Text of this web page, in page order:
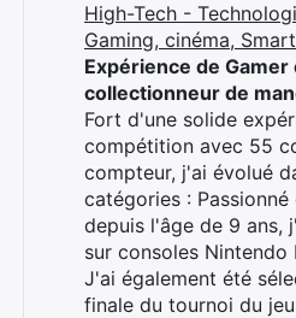
High-Tech -
Gaming, cinéma,
Expérience de Gamer
collectionneur de
Fort d'une solide
compétition avec 55
compteur, j'ai évolué
catégories :
depuis l'âge de 9 ans,
sur consoles Nintendo
J'ai également été
finale du tournoi du